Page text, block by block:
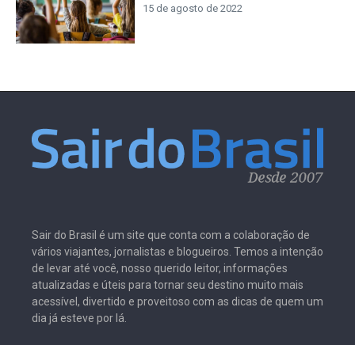
15 de agosto de 2022
Sair do Brasil é um site que conta com a colaboração de
vários viajantes, jornalistas e blogueiros. Temos a intenção
de levar até você, nosso querido leitor, informações
atualizadas e úteis para tornar seu destino muito mais
acessível, divertido e proveitoso com as dicas de quem um
dia já esteve por lá.